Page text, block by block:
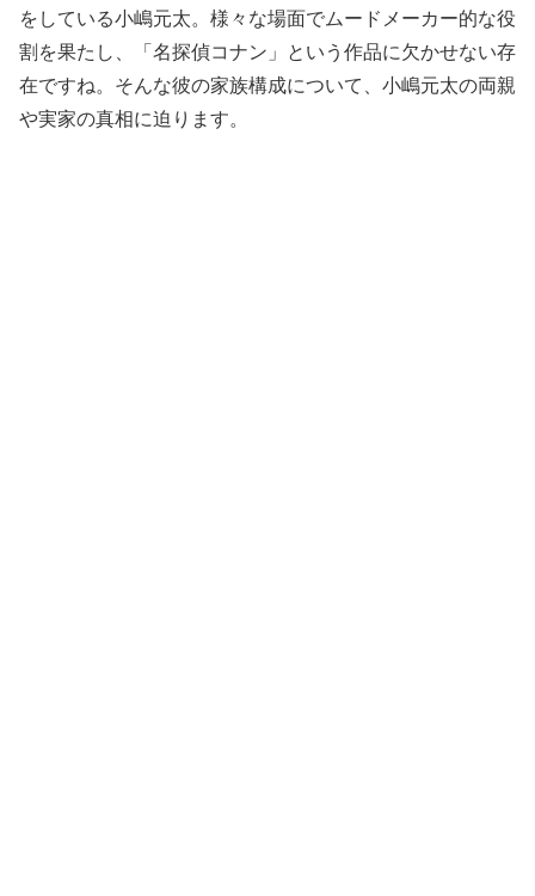
をしている小嶋元太。 様々な場面でムードメーカー的な役
割を果たし、「名探偵コナン」という作品に欠かせない存
在ですね。 そんな彼の家族構成について、 小嶋元太の両親
や実家の真相に迫ります。